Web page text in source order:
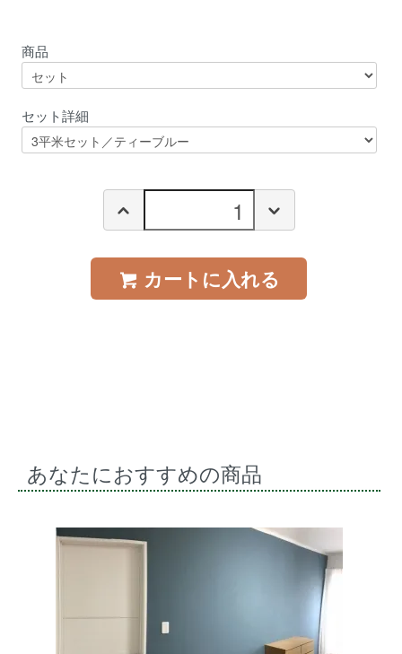
商品
セット詳細
カートに入れる
あなたにおすすめの商品